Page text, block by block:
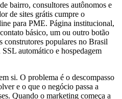
bairro, consultores autônomos e
de sites grátis cumpre o
para PME. Página institucional,
básico, um ou outro botão
populares no Brasil
automático e hospedagem
si. O problema é o descompasso
e o que o negócio passa a
Quando o marketing começa a